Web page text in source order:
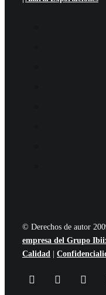
© Derechos de autor
empresa del Grupo
Calidad|